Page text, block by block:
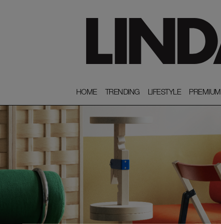
HOME
HOME TRENDING
TRENDING LIFESTYLE
LIFESTYLE PREMIUM
PREMIUM